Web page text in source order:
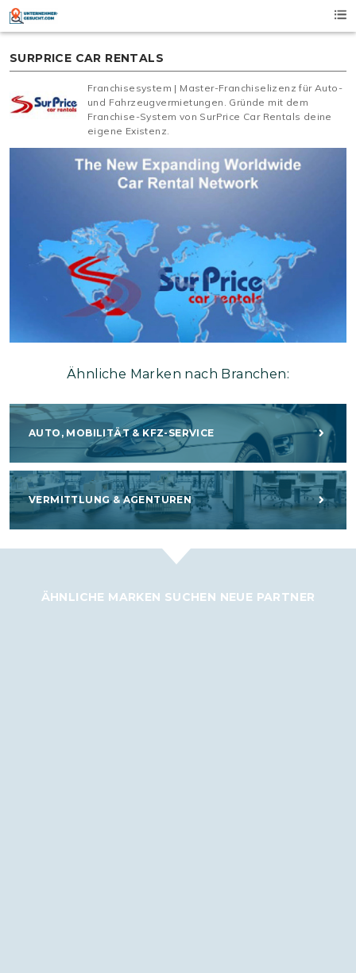
Skip
content
SURPRICE CAR RENTALS
Franchisesystem | Master-Franchiselizenz für Auto-
und Fahrzeugvermietungen. Gründe mit dem
Franchise-System von SurPrice Car Rentals deine
eigene Existenz.
Ähnliche Marken nach Branchen:
AUTO, MOBILITÄT & KFZ-SERVICE
VERMITTLUNG & AGENTUREN
ÄHNLICHE MARKEN SUCHEN NEUE PARTNER